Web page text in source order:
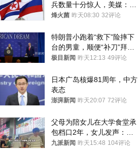
兵数量十分惊人，美媒：俄
朝要动真格？
烽火菌 昨天08:30 32评论
特朗普小跑着“救下”险摔下
台的男童，顺便“补刀”拜
登：“我可不想他像拜登一
极目新闻 昨天12:13 49评论
日本广岛核爆81周年，中方
表态
澎湃新闻 昨天20:07 72评论
父母为陪女儿在大学食堂承
包档口2年，女儿发声：初
衷是为了陪伴，毕业后将不
九派新闻 昨天15:48 104评论